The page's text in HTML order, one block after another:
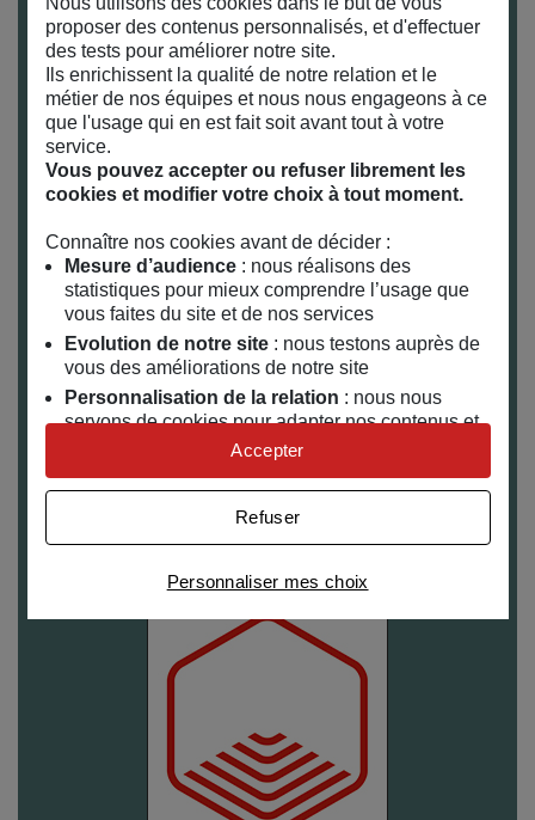
proposer des contenus personnalisés, et d'effectuer
des tests pour améliorer notre site.
Ils enrichissent la qualité de notre relation et le
métier de nos équipes et nous nous engageons à ce
que l'usage qui en est fait soit avant tout à votre
service.
Vous pouvez accepter ou refuser librement les
cookies et modifier votre choix à tout moment.
Connaître nos cookies avant de décider :
Mesure d’audience: nous réalisons des
statistiques pour mieux comprendre l’usage que
vous faites du site et de nos services
Evolution de notre site: nous testons auprès de
vous des améliorations de notre site
Personnalisation de la relation : nous nous
servons de cookies pour adapter nos contenus et
personnaliser nos offres
Univers publicitaire: nous utilisons avec nos
publicités personnalisées
Personnaliser mes choix
Refuser
Accepter